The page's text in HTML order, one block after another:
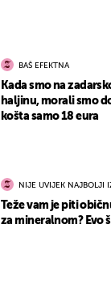
BAŠ EFEKTNA
Kada smo na
haljinu, morali smo
košta samo 18 eura
NIJE UVIJEK NAJBOLJI
Teže vam je piti
za mineralnom? Evo